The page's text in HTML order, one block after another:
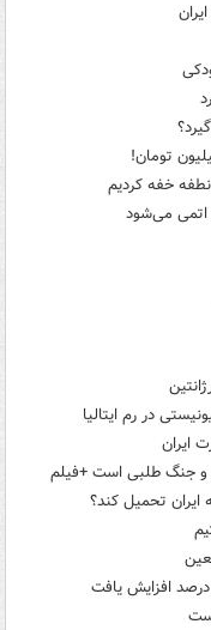
خفه کردیم
اتمی می‌شود
در رم ایتالیا
ایران
و جنگ طلبی است +فیلم
ایران تحمیل کند؟